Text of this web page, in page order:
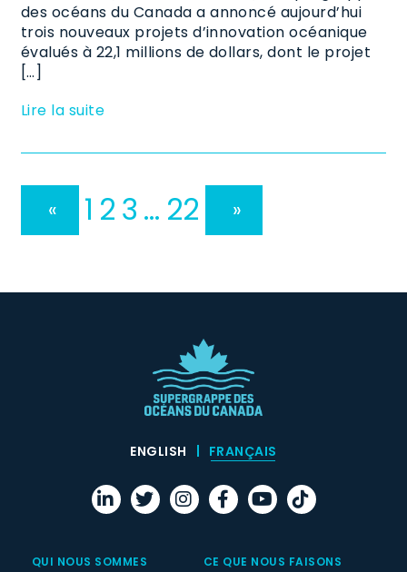
des océans du Canada a annoncé aujourd’hui
trois nouveaux projets d’innovation océanique
évalués à 22,1 millions de dollars, dont le projet
[…]
Lire la suite
1 2 3 … 22
ENGLISH FRANÇAIS
QUI NOUS SOMMES CE QUE NOUS FAISONS